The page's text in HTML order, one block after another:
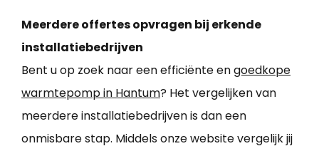
Meerdere offertes opvragen bij erkende
installatiebedrijven
Bent u op zoek naar een efficiënte engoedkope
warmtepomp in Hantum? Het vergelijken van
meerdere installatiebedrijven is dan een
onmisbare stap. Middels onze website vergelijk jij